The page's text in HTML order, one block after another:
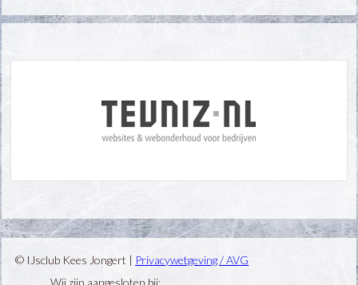
© IJsclub Kees Jongert | Privacywetgeving / AVG
Wij zijn aangesloten bij: